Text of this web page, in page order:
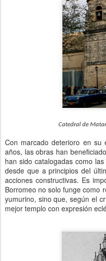
Catedral de
Con marcado deterioro en su
años, las obras han
han sido catalogadas como
desde que a principios del
acciones constructivas. Es
Borromeo no solo funge como
yumurino, sino que, según el
mejor templo con expresión